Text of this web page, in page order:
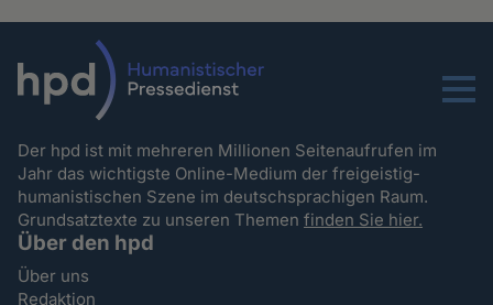
Menu
Der hpd ist mit mehreren Millionen Seitenaufrufen im
Jahr das wichtigste Online-Medium der freigeistig-
humanistischen Szene im deutschsprachigen Raum.
Grundsatztexte zu unseren Themenfinden Sie hier.
Über den hpd
Über uns
Redaktion